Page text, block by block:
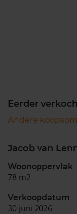
Eerder
Andere
Jacob van
Woonoppervlak
78 m2
Verkoopdatum
30 juni 2026